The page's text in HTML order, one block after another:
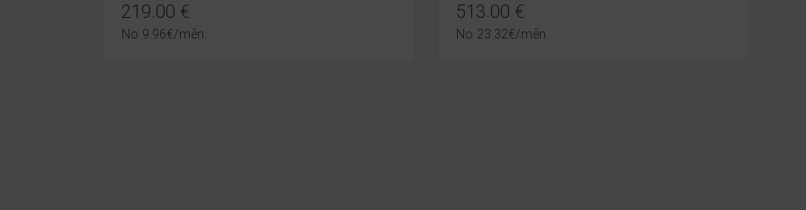
219.00 €
No 9.96€/mēn.
513.00 €
No 23.32€/mēn.